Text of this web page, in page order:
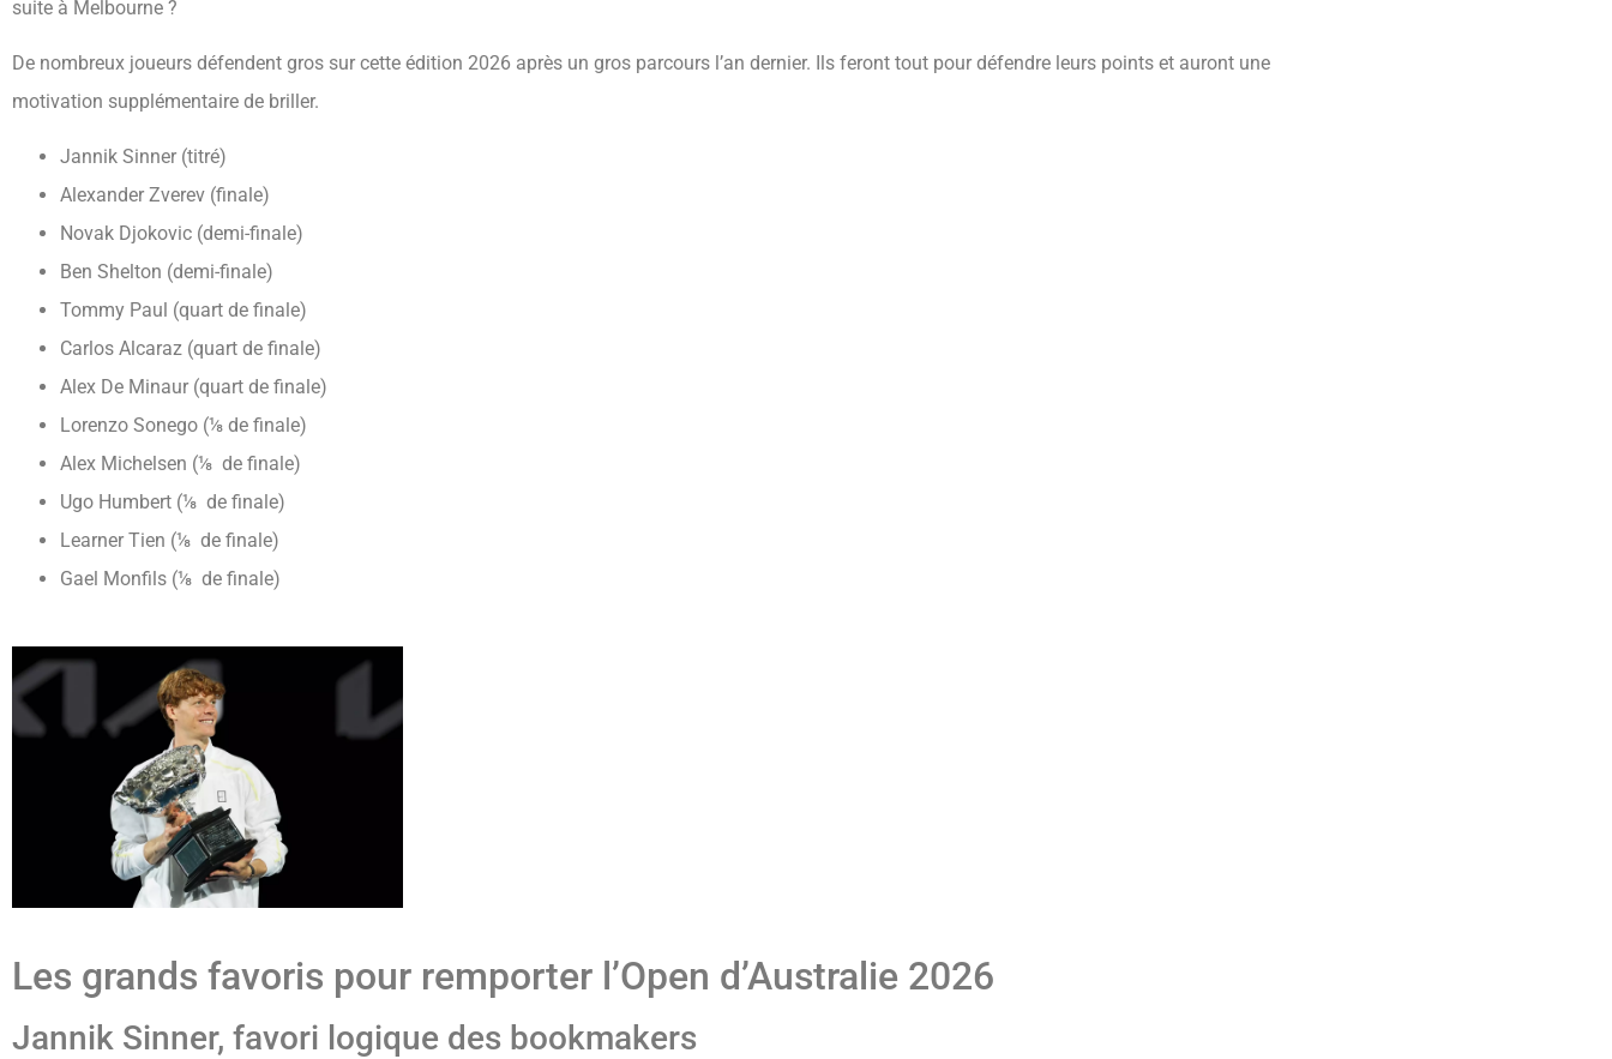
suite à Melbourne ?
De nombreux joueurs défendent gros sur cette édition 2026 après un gros parcours l’an dernier. Ils feront tout pour défendre leurs points et auront une
motivation supplémentaire de briller.
Jannik Sinner (titré)
Alexander Zverev (finale)
Novak Djokovic (demi-finale)
Ben Shelton (demi-finale)
Tommy Paul (quart de finale)
Carlos Alcaraz (quart de finale)
Alex De Minaur (quart de finale)
Lorenzo Sonego (⅛ de finale)
Alex Michelsen (⅛ de finale)
Ugo Humbert (⅛ de finale)
Learner Tien (⅛ de finale)
Gael Monfils (⅛ de finale)
Les grands favoris pour remporter l’Open d’Australie 2026
Jannik Sinner, favori logique des bookmakers